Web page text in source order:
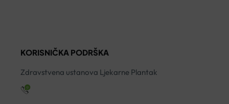
KREMA
50ML
KORISNIČKA PODRŠKA
Zdravstvena ustanova Ljekarne Plantak